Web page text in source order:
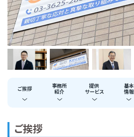
ご挨拶
事務所
紹介
提供
サービス
基本
情報
ご挨拶